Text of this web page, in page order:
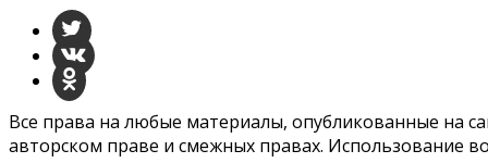
Все права на любые материалы, опубликованные на
авторском праве и смежных правах. Использование